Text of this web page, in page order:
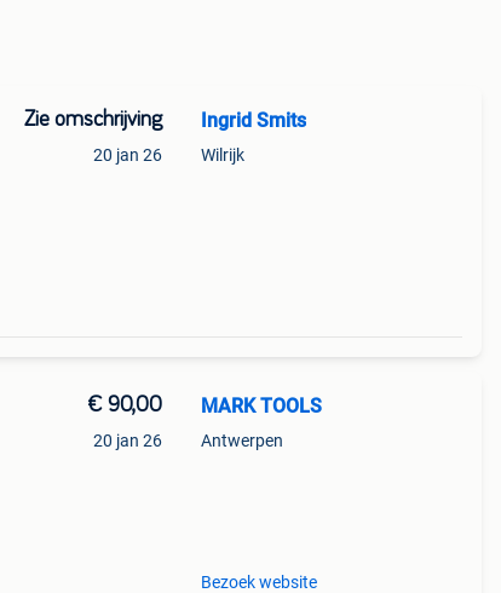
Zie omschrijving
20 jan 26
Ingrid Smits
Wilrijk
€ 90,00
20 jan 26
MARK TOOLS
Antwerpen
Bezoek website